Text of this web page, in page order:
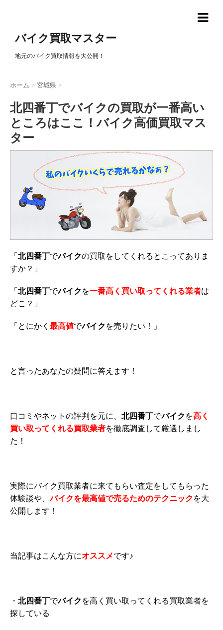
バイク買取マスター
地元のバイク買取情報を大公開！
ホーム > 宮城県 >
北四番丁でバイクの買取が一番高い
ところはここ！バイク高価買取マス
ター
「北四番丁でバイクの買取をしてくれるとこってありま
すか？」
「北四番丁でバイク を一番高く買い取ってくれる業者は
どこ？」
「とにかく 最高値でバイク を売りたい！」
と言ったあなたの疑問に答えます！
口コミやネットの評判を元に、 北四番丁でバイク を高く
買い取ってくれる買取業者を徹底調査して厳選しまし
た！
実際にバイク買取業者に来てもらい査定をしてもらった
体験談や、バイクを最高値で売るためのテクニック を大
公開します！
当記事はこんな方にオススメです♪
・ 北四番丁でバイク を高く買い取ってくれる買取業者を
探している